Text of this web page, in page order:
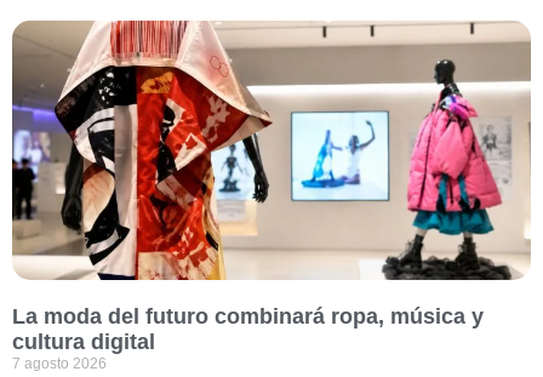
La moda del futuro combinará ropa, música y
cultura digital
7 agosto 2026